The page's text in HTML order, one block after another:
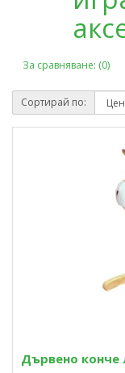
За сравняване: (0)
Сортирай по:
Дървено